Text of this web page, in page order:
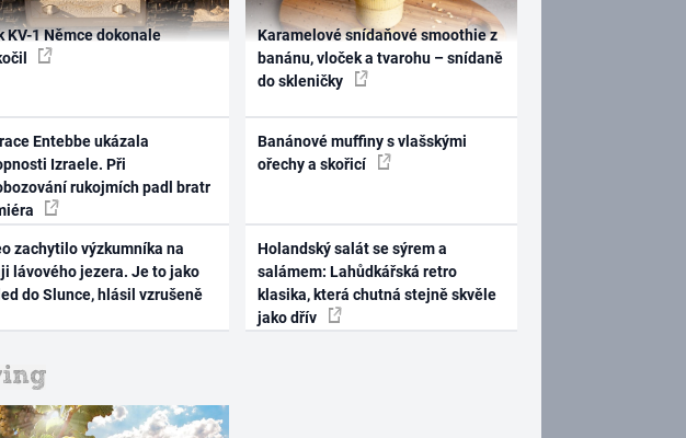
KV-1 Němce dokonale
Entebbe ukázala
Izraele. Při
rukojmích padl bratr
zachytilo výzkumníka na
lávového jezera. Je to jako
do Slunce, hlásil vzrušeně
Karamelové snídaňové smoothie z
banánu, vloček a tvarohu – snídaně
do skleničky
Banánové muffiny s vlašskými
ořechy a skořicí
Holandský salát se sýrem a
salámem: Lahůdkářská retro
klasika, která chutná stejně skvěle
jako dřív